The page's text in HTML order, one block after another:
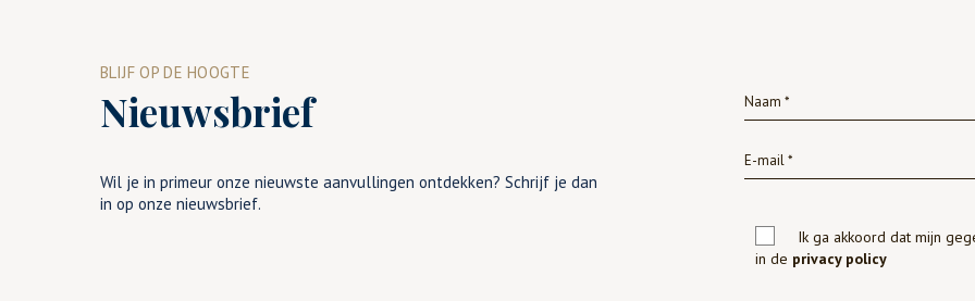
BLIJF OP DE HOOGTE
Nieuwsbrief
Wil je in primeur onze nieuwste aanvullingen ontdekken? Schrijf je dan
in op onze nieuwsbrief.
Ik ga akkoord dat mijn
in de privacy policy